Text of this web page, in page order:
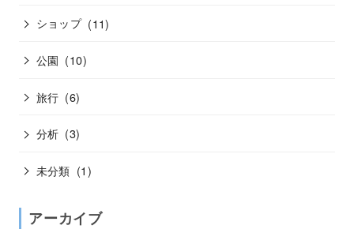
ショップ (11)
公園 (10)
旅行 (6)
分析 (3)
未分類 (1)
アーカイブ